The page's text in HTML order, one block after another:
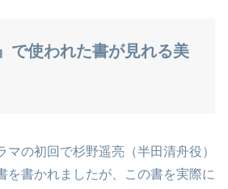
で使われた書が見れる美
マの初回で杉野遥亮（半田清舟役）
を書かれましたが、この書を実際に